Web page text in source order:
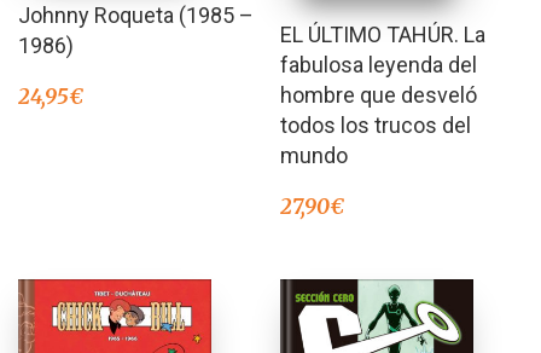
Johnny Roqueta (1985 –
1986)
24,95€
EL ÚLTIMO TAHÚR. La
fabulosa leyenda del
hombre que desveló
todos los trucos del
mundo
27,90€